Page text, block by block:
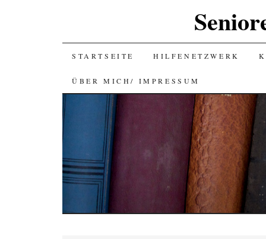
SKIP
TO
CONTENT
STARTSEITE HILFENETZWERK
ÜBER MICH/ IMPRESSUM